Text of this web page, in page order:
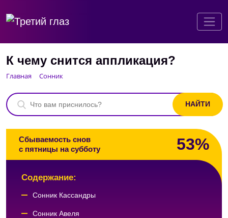
К чему снится аппликация?
Главная Сонник
Сбываемость снов
с пятницы на субботу
53%
Содержание:
Сонник Кассандры
Сонник Авеля